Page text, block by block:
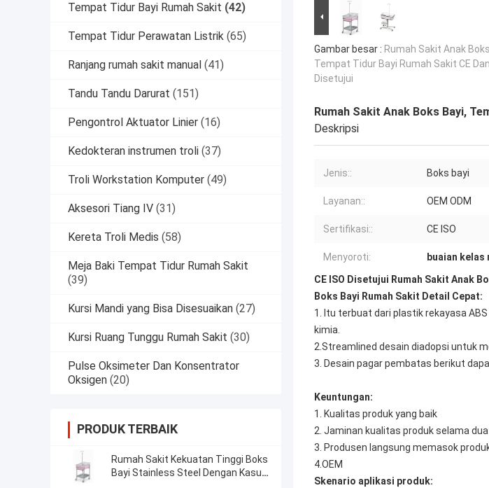
Tempat Tidur Bayi Rumah Sakit (42)
Tempat Tidur Perawatan Listrik (65)
Ranjang rumah sakit manual (41)
Tandu Tandu Darurat (151)
Pengontrol Aktuator Linier (16)
Kedokteran instrumen troli (37)
Troli Workstation Komputer (49)
Aksesori Tiang IV (31)
Kereta Troli Medis (58)
Meja Baki Tempat Tidur Rumah Sakit
(39)
Kursi Mandi yang Bisa Disesuaikan (27)
Kursi Ruang Tunggu Rumah Sakit (30)
Pulse Oksimeter Dan Konsentrator
Oksigen (20)
PRODUK TERBAIK
Rumah Sakit Kekuatan Tinggi Boks
Bayi Stainless Steel Dengan Kasur
Gambar besar : Rumah Sakit Anak
Tempat Tidur Bayi Rumah Sakit CE
Disetujui
Rumah Sakit Anak Boks Bayi,
Deskripsi
Jenis:: Boks bayi
Layanan:: OEM ODM
Sertifikasi:: CE ISO
Menyoroti: buaian kelas
CE ISO Disetujui Rumah Sakit Anak
Boks Bayi Rumah Sakit Detail Cepat:
1. Itu terbuat dari plastik rekayasa
kimia.
2.Streamlined desain diadopsi untuk
3. Desain pagar pembatas berikut
Keuntungan:
1. Kualitas produk yang baik
2. Jaminan kualitas produk selama
3. Produsen langsung memasok
4.OEM
Skenario aplikasi produk: